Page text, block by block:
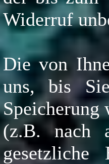
Widerruf
Die von
uns, bis
Speicherung
(z.B. nach
gesetzliche